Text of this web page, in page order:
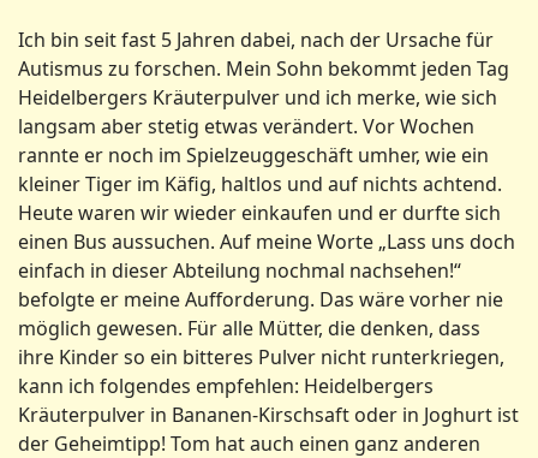
Ich bin seit fast 5 Jahren dabei, nach der Ursache für
Autismus zu forschen. Mein Sohn bekommt jeden Tag
Heidelbergers Kräuterpulver und ich merke, wie sich
langsam aber stetig etwas verändert. Vor Wochen
rannte er noch im Spielzeuggeschäft umher, wie ein
kleiner Tiger im Käfig, haltlos und auf nichts achtend.
Heute waren wir wieder einkaufen und er durfte sich
einen Bus aussuchen. Auf meine Worte „Lass uns doch
einfach in dieser Abteilung nochmal nachsehen!“
befolgte er meine Aufforderung. Das wäre vorher nie
möglich gewesen. Für alle Mütter, die denken, dass
ihre Kinder so ein bitteres Pulver nicht runterkriegen,
kann ich folgendes empfehlen: Heidelbergers
Kräuterpulver in Bananen-Kirschsaft oder in Joghurt ist
der Geheimtipp! Tom hat auch einen ganz anderen